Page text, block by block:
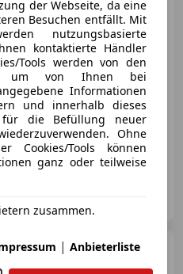
€ 3 690
Benzin
Ford Focus**AHK**ACC**
der Webseite, da eine
Besuchen entfällt. Mit
nutzungsbasierte
kontaktierte Händler
Tools werden von den
um von Ihnen bei
Informationen
und innerhalb dieses
für die Befüllung neuer
Ohne
Cookies/Tools können
ganz oder teilweise
zusammen.
| Anbieterliste